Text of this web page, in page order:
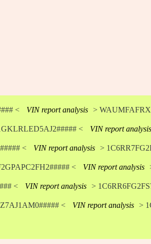
< VIN report analysis >
< VIN report analysis
< VIN report analysis >
< VIN report analysis
< VIN report analysis >
< VIN report analysis >